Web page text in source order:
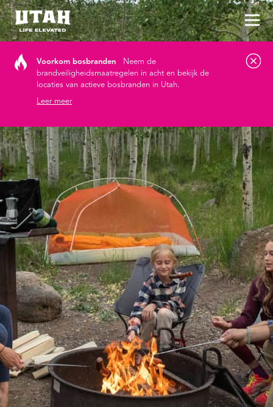
Voorkom bosbranden
Neem de
brandveiligheidsmaatregelen in acht en bekijk de
locaties van actieve bosbranden in Utah.
Leer meer